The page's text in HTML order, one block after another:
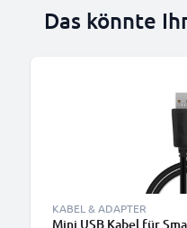
Das könnte
KABEL & ADAPTER
Mini USB Kabel für